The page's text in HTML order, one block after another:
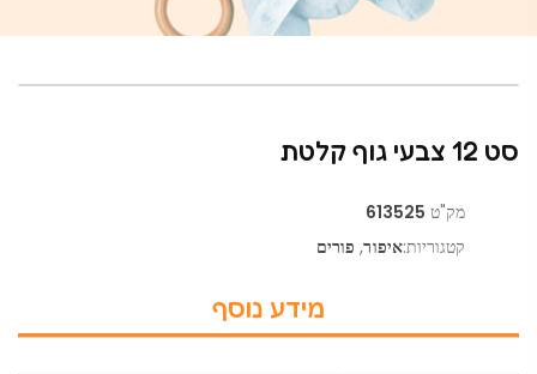
סט 12 צבעי גוף קלטת
מק"ט 613525
קטגוריות:איפור, פורים
מידע נוסף